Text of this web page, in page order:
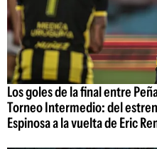
Los goles de la final entre
Torneo Intermedio: del
Espinosa a la vuelta de Eric